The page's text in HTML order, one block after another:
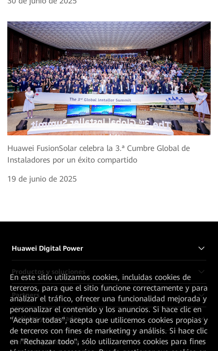
Huawei FusionSolar celebra la 3.ª Cumbre Global de
Instaladores por un éxito compartido
19 de junio de 2025
Huawei Digital Power
Productos y soluciones
Partners
Noticias y novedades
Servicios y asistencia
En este sitio utilizamos cookies, incluidas cookies de
terceros, para que el sitio funcione correctamente y para
analizar el tráfico, ofrecer una funcionalidad mejorada y
personalizar el contenido y los anuncios. Si hace clic en
"Aceptar todas", acepta que utilicemos cookies propias y
de terceros con fines de marketing y análisis. Si hace clic
en "Rechazar todo", sólo utilizaremos cookies para fines